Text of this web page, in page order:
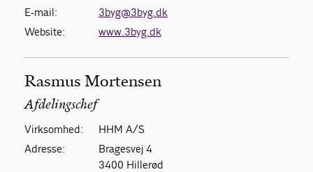
E-mail:
3byg@3byg.dk
Website:
www.3byg.dk
Rasmus Mortensen
Afdelingschef
Virksomhed:
HHM A/S
Adresse:
Bragesvej 4
3400 Hillerød